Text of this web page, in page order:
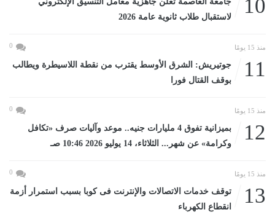
10
لاستقبال طلاب ثانوية عامة 2026
منذ 15 يومًا 0
11
جوتيريش: الشرق الأوسط يقترب من نقطة اللاسيطرة ويطالب
بوقف القتال فورا
منذ 15 يومًا 0
12
بميزانية تفوق 4 مليارات جنيه.. موعد وآليات صرف «تكافل
وكرامة» عن شهر... الثلاثاء، 14 يوليو 2026 10:46 صـ
منذ 15 يومًا 0
13
توقف خدمات الاتصالات والإنترنت فى كوبا بسبب استمرار أزمة
انقطاع الكهرباء